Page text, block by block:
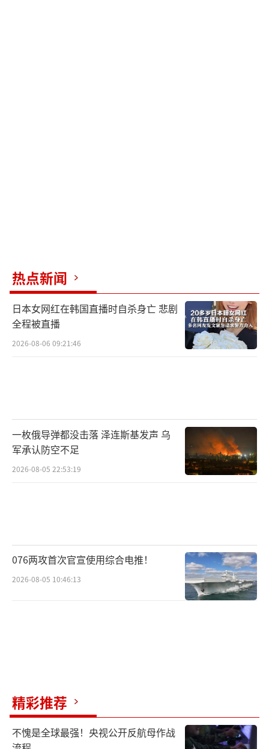
热点新闻
日本女网红在韩国直播时自杀身亡 悲剧
全程被直播
2026-08-06 09:21:46
一枚俄导弹都没击落 泽连斯基发声 乌
军承认防空不足
2026-08-05 22:53:19
076两攻首次官宣使用综合电推！
2026-08-05 10:46:13
精彩推荐
不愧是全球最强！央视公开反航母作战